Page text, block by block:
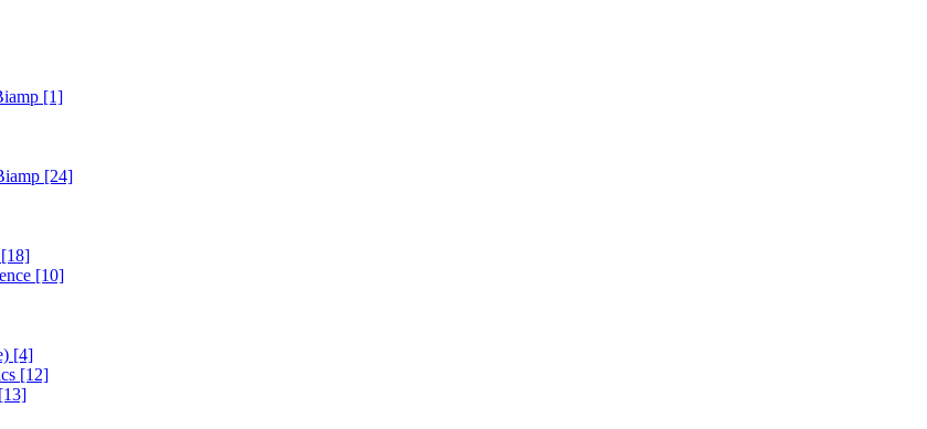
[1]
[24]
[18]
[10]
[4]
[12]
[13]